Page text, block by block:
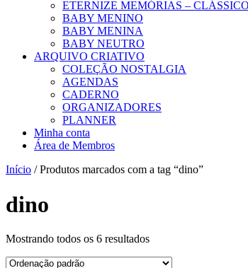
ETERNIZE MEMÓRIAS –
BABY MENINO
BABY MENINA
BABY NEUTRO
ARQUIVO CRIATIVO
COLEÇÃO NOSTALGIA
AGENDAS
CADERNO
ORGANIZADORES
PLANNER
Minha conta
Área de Membros
Início / Produtos marcados com a tag “dino”
dino
Mostrando todos os 6 resultados